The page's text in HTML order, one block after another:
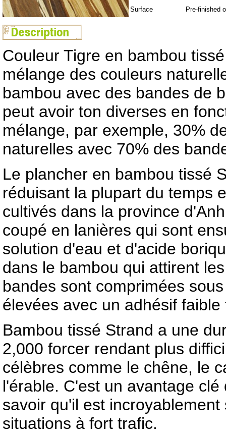
Surface Pre-finished
Couleur Tigre en bambou
mélange des couleurs
bambou avec des bandes de
peut avoir ton diverses en
mélange, par exemple, 30%
naturelles avec 70% des
Le plancher en bambou tissé
réduisant la plupart du temps
cultivés dans la province
coupé en lanières qui sont
solution d'eau et d'acide
dans le bambou qui attirent
bandes sont comprimées
élevées avec un adhésif faible
Bambou tissé Strand a une
2,000 forcer rendant plus
célèbres comme le chêne, le
l'érable. C'est un avantage
savoir qu'il est
situations à fort trafic.